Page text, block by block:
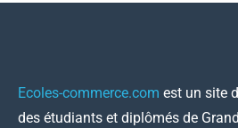
Ecoles-commerce.com est un site
des étudiants et diplômés de